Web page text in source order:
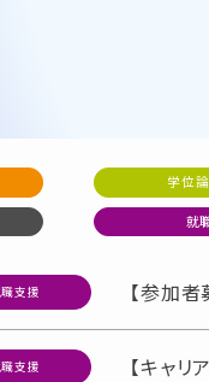
学位
就
支援 【参加
支援 【キャリ